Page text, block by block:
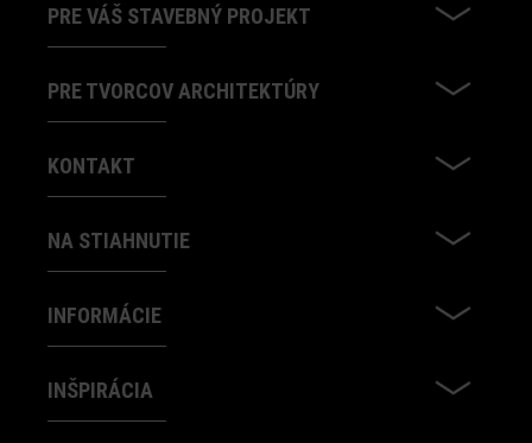
PRE VÁŠ STAVEBNÝ PROJEKT
PRE TVORCOV ARCHITEKTÚRY
KONTAKT
NA STIAHNUTIE
INFORMÁCIE
INŠPIRÁCIA